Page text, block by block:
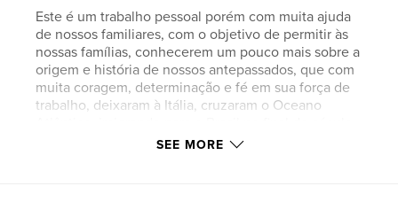
Este é um trabalho pessoal porém com muita ajuda
de nossos familiares, com o objetivo de permitir às
nossas famílias, conhecerem um pouco mais sobre a
origem e história de nossos antepassados, que com
muita coragem, determinação e fé em sua força de
trabalho, deixaram à Itália, cruzaram o Oceano
XIX e início do século XX, em busca de uma
SEE MORE